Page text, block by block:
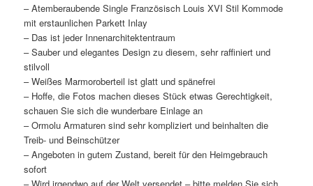
– Atemberaubende Single Französisch Louis XVI Stil Kommode
mit erstaunlichen Parkett Inlay
– Das ist jeder Innenarchitektentraum
– Sauber und elegantes Design zu diesem, sehr raffiniert und
stilvoll
– Weißes Marmoroberteil ist glatt und spänefrei
– Hoffe, die Fotos machen dieses Stück etwas Gerechtigkeit,
schauen Sie sich die wunderbare Einlage an
– Ormolu Armaturen sind sehr kompliziert und beinhalten die
Treib- und Beinschützer
– Angeboten in gutem Zustand, bereit für den Heimgebrauch
sofort
– Wird irgendwo auf der Welt versendet – bitte melden Sie sich